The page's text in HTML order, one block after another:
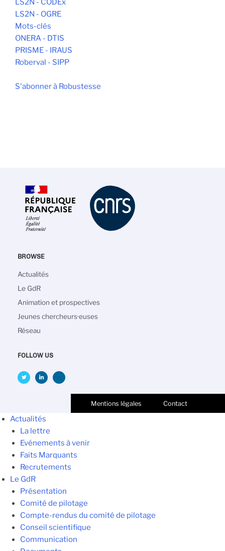
LS2N - CODEx
LS2N - OGRE
Mots-clés
ONERA - DTIS
PRISME - IRAUS
Roberval - SIPP
S'abonner à Robustesse
BROWSE
Navigation
principale
Actualités
Le GdR
Animation et prospectives
Jeunes chercheurs·euses
Réseau
FOLLOW US
Mentions légales Contact
Actualités
La lettre
Evénements à venir
Faits Marquants
Recrutements
Le GdR
Présentation
Comité de pilotage
Compte-rendus du comité de pilotage
Conseil scientifique
Communication